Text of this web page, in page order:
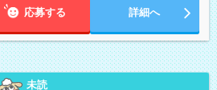
応募する 詳細へ
未読